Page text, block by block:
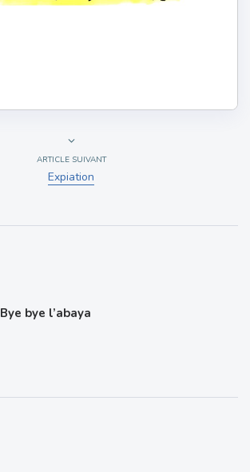
ARTICLE SUIVANT
Expiation
Bye bye l’abaya